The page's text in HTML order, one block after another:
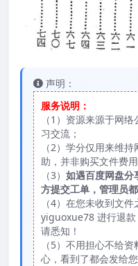
声明：
服务说明：
（1）资源来源于网
习交流；
（2）学分仅用来维
助，并非购买文件费
（3） 如遇百度网盘分
方提交工单，管理员
（4）在您未收到文
yiguoxue78 进行退款
请悉知！
（5）不用担心不给
心，看到了都会发给